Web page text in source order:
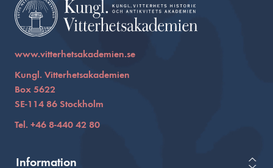
www.vitterhetsakademien.se
Kungl. Vitterhetsakademien
Box 5622
SE-114 86 Stockholm
Tel. +46 8-440 42 80
Information